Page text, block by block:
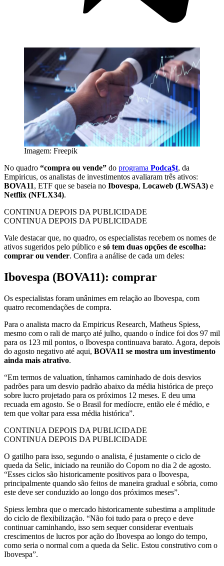
Imagem: Freepik
No quadro “compra ou vende” do programa Podca$t, da
Empiricus, os analistas de investimentos avaliaram três ativos:
BOVA11, ETF que se baseia no Ibovespa, Locaweb (LWSA3) e
Netflix (NFLX34).
CONTINUA DEPOIS DA PUBLICIDADE
CONTINUA DEPOIS DA PUBLICIDADE
Vale destacar que, no quadro, os especialistas recebem os nomes de
ativos sugeridos pelo público e só tem duas opções de escolha:
comprar ou vender. Confira a análise de cada um deles:
Ibovespa (BOVA11): comprar
Os especialistas foram unânimes em relação ao Ibovespa, com
quatro recomendações de compra.
Para o analista macro da Empiricus Research, Matheus Spiess,
mesmo com o rali de março até julho, quando o índice foi dos 97 mil
para os 123 mil pontos, o Ibovespa continuava barato. Agora, depois
do agosto negativo até aqui, BOVA11 se mostra um investimento
ainda mais atrativo.
“Em termos de valuation, tínhamos caminhado de dois desvios
padrões para um desvio padrão abaixo da média histórica de preço
sobre lucro projetado para os próximos 12 meses. E deu uma
recuada em agosto. Se o Brasil for medíocre, então ele é médio, e
tem que voltar para essa média histórica”.
CONTINUA DEPOIS DA PUBLICIDADE
CONTINUA DEPOIS DA PUBLICIDADE
O gatilho para isso, segundo o analista, é justamente o ciclo de
queda da Selic, iniciado na reunião do Copom no dia 2 de agosto.
“Esses ciclos são historicamente positivos para o Ibovespa,
principalmente quando são feitos de maneira gradual e sóbria, como
este deve ser conduzido ao longo dos próximos meses”.
Spiess lembra que o mercado historicamente subestima a amplitude
do ciclo de flexibilização. “Não foi tudo para o preço e deve
continuar caminhando, isso sem sequer considerar eventuais
crescimentos de lucros por ação do Ibovespa ao longo do tempo,
como seria o normal com a queda da Selic. Estou construtivo com o
Ibovespa”.